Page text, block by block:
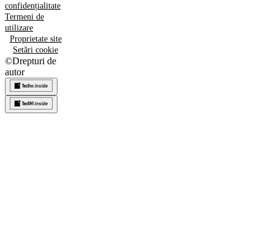
confidențialitate
Termeni de
utilizare
Proprietate site
Setări cookie
©Drepturi de
autor